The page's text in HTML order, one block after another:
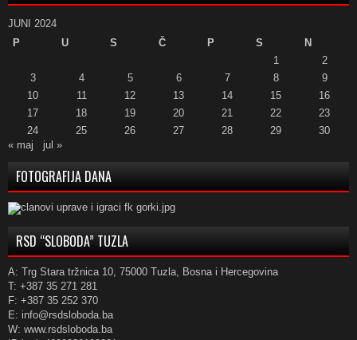
JUNI 2024
P
U S Č P S
N
1
2
3
4 5 6 7 8
9
10
11 12 13 14 15
16
17
18 19 20 21 22
23
24
25 26 27 28 29
30
« maj
jul »
FOTOGRAFIJA DANA
RSD “SLOBODA” TUZLA
A: Trg Stara tržnica 10, 75000 Tuzla, Bosna i Hercegovina
T: +387 35 271 281
F: +387 35 252 370
E: info@rsdsloboda.ba
W: www.rsdsloboda.ba